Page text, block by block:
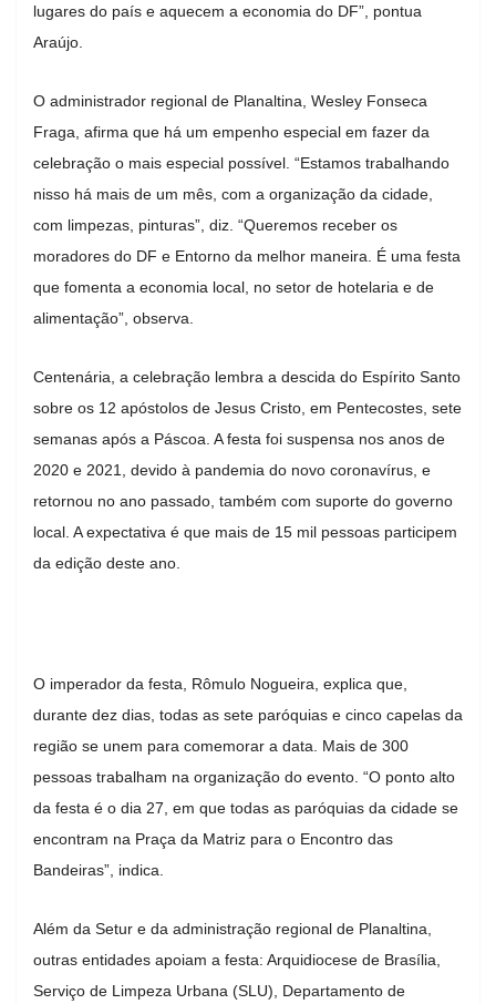
lugares do país e aquecem a economia do DF”, pontua
Araújo.
‌O administrador regional de Planaltina, Wesley Fonseca
Fraga, afirma que há um empenho especial em fazer da
celebração o mais especial possível. “Estamos trabalhando
nisso há mais de um mês, com a organização da cidade,
com limpezas, pinturas”, diz. “Queremos receber os
moradores do DF e Entorno da melhor maneira. É uma festa
que fomenta a economia local, no setor de hotelaria e de
alimentação”, observa.
Centenária, a celebração lembra a descida do Espírito Santo
sobre os 12 apóstolos de Jesus Cristo, em Pentecostes, sete
semanas após a Páscoa. A festa foi suspensa nos anos de
2020 e 2021, devido à pandemia do novo coronavírus, e
retornou no ano passado, também com suporte do governo
local. A expectativa é que mais de 15 mil pessoas participem
da edição deste ano.
‌O imperador da festa, Rômulo Nogueira, explica que,
durante dez dias, todas as sete paróquias e cinco capelas da
região se unem para comemorar a data. Mais de 300
pessoas trabalham na organização do evento. “O ponto alto
da festa é o dia 27, em que todas as paróquias da cidade se
encontram na Praça da Matriz para o Encontro das
Bandeiras”, indica.
‌Além da Setur e da administração regional de Planaltina,
outras entidades apoiam a festa: Arquidiocese de Brasília,
Serviço de Limpeza Urbana (SLU), Departamento de